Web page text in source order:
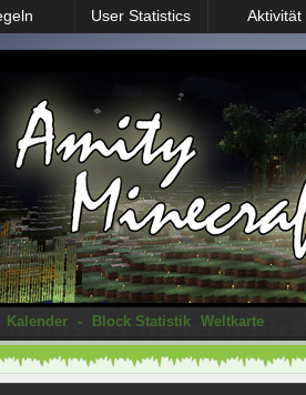
User Statistics Aktivität
Kalender - Block Statistik Weltkarte